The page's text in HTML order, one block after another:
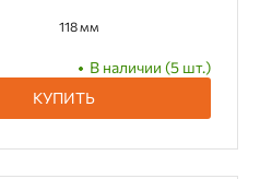
118 мм
В наличии (5 шт.)
КУПИТЬ